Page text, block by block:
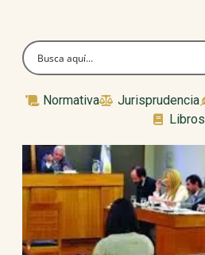
Normativa Jurisprudencia
Libros